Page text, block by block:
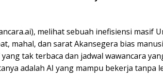
melihat sebuah inefisiensi masif
mahal, dan sarat Akansegera bias
tak terbaca dan jadwal wawancara
adalah AI yang mampu bekerja tanpa